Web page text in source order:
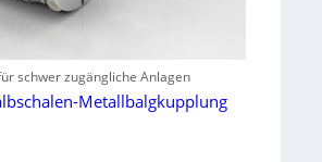
schwer zugängliche Anlagen
Metallbalgkupplung